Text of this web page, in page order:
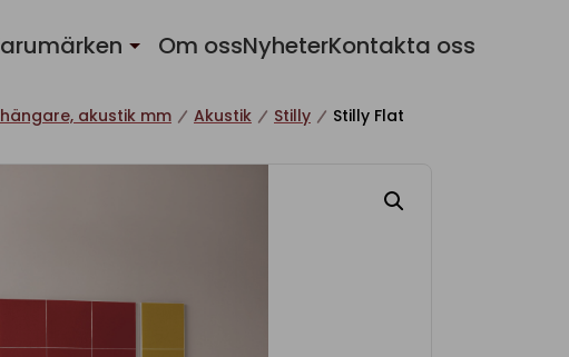
Om ossNyheterKontakta oss
akustik mm Akustik Stilly Stilly Flat